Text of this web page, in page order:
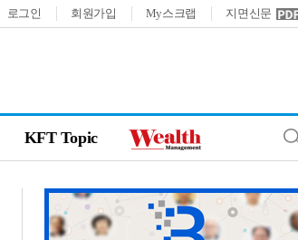
로그인 회원가입 My스크랩 지면신문
KFT Topic